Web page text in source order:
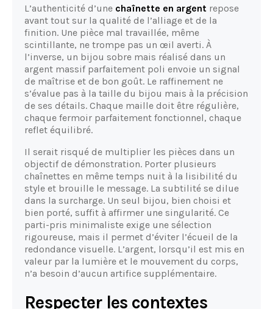
L’authenticité d’une chaînette en argent repose
avant tout sur la qualité de l’alliage et de la
finition. Une pièce mal travaillée, même
scintillante, ne trompe pas un œil averti. À
l’inverse, un bijou sobre mais réalisé dans un
argent massif parfaitement poli envoie un signal
de maîtrise et de bon goût. Le raffinement ne
s’évalue pas à la taille du bijou mais à la précision
de ses détails. Chaque maille doit être régulière,
chaque fermoir parfaitement fonctionnel, chaque
reflet équilibré.
Il serait risqué de multiplier les pièces dans un
objectif de démonstration. Porter plusieurs
chaînettes en même temps nuit à la lisibilité du
style et brouille le message. La subtilité se dilue
dans la surcharge. Un seul bijou, bien choisi et
bien porté, suffit à affirmer une singularité. Ce
parti-pris minimaliste exige une sélection
rigoureuse, mais il permet d’éviter l’écueil de la
redondance visuelle. L’argent, lorsqu’il est mis en
valeur par la lumière et le mouvement du corps,
n’a besoin d’aucun artifice supplémentaire.
Respecter les contextes